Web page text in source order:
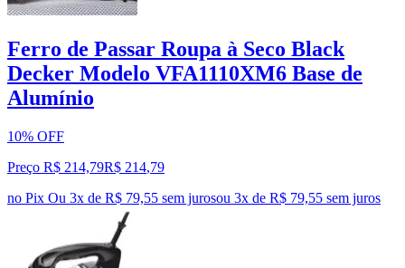
Ferro de Passar Roupa à Seco Black
Decker Modelo VFA1110XM6 Base de
Alumínio
10% OFF
Preço R$ 214,79R$ 214,79
no Pix Ou 3x de R$ 79,55 sem jurosou 3x de R$ 79,55 sem juros